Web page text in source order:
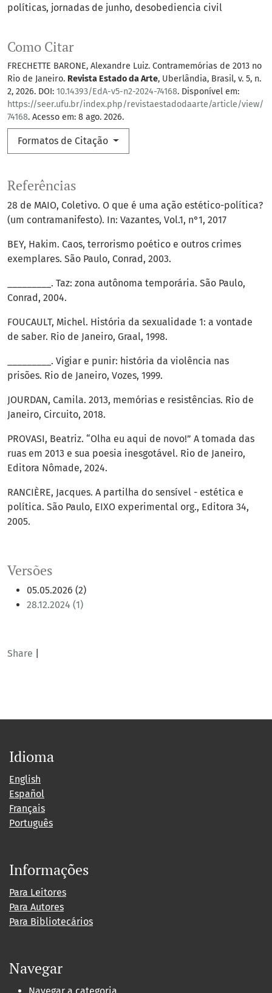
Versões
05.05.2026 (2)
28.12.2024 (1)
políticas jornadas de junho desobediencia civil
Como Citar
FRECHETTE BARONE, Alexandre Luiz. Contramemórias de 2013 no
Rio de Janeiro. Revista Estado da Arte, Uberlândia, Brasil, v. 5, n.
2, 2026. DOI: 10.14393/EdA-v5-n2-2024-74168. Disponível em:
https://seer.ufu.br/index.php/revistaestadodaarte/article/view/
74168. Acesso em: 8 ago. 2026.
Formatos de Citação
Share
Referências
28 de MAIO, Coletivo. O que é uma ação estético-política?
(um contramanifesto). In: Vazantes, Vol.1, n°1, 2017
BEY, Hakim. Caos, terrorismo poético e outros crimes
exemplares. São Paulo, Conrad, 2003.
_________. Taz: zona autônoma temporária. São Paulo,
Conrad, 2004.
FOUCAULT, Michel. História da sexualidade 1: a vontade
de saber. Rio de Janeiro, Graal, 1998.
_________. Vigiar e punir: história da violência nas
prisões. Rio de Janeiro, Vozes, 1999.
JOURDAN, Camila. 2013, memórias e resistências. Rio de
Janeiro, Circuito, 2018.
PROVASI, Beatriz. “Olha eu aqui de novo!” A tomada das
ruas em 2013 e sua poesia inesgotável. Rio de Janeiro,
Editora Nômade, 2024.
RANCIÈRE, Jacques. A partilha do sensível - estética e
política. São Paulo, EIXO experimental org., Editora 34,
2005.
Idioma
English
Español
Français
Português
Informações
Para Leitores
Para Autores
Para Bibliotecários
Navegar